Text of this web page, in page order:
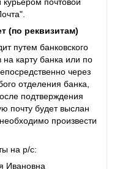
(по реквизитам)
путем банковского
карту банка или по
через
отделения банка,
подтверждения
почту будет выслан
произвести
на р/с:
Ивановна